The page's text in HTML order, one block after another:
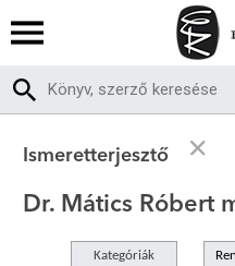
Ismeretterjesztő
Dr. Mátics Róbert
Kategóriák